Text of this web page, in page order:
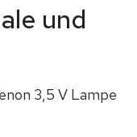
und
3,5 V Lampe